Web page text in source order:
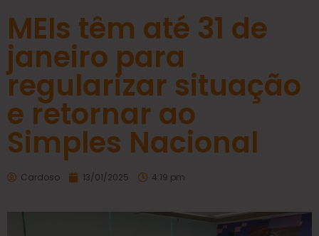
MEIs têm até 31 de
janeiro para
regularizar situação
e retornar ao
Simples Nacional
Cardoso 13/01/2025 4:19 pm